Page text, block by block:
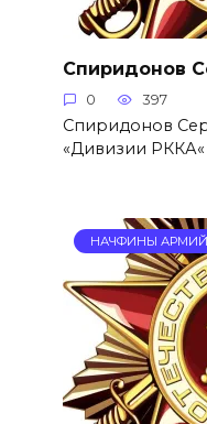
Спиридонов
0 397
Спиридонов
«Дивизии РККА«
НАЧФИНЫ